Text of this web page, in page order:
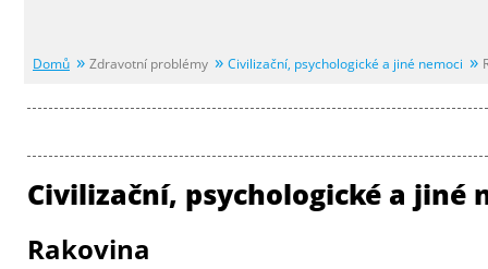
Domů Zdravotní problémy Civilizační, psychologické a jiné nemoci
Civilizační, psychologické a jiné
Rakovina